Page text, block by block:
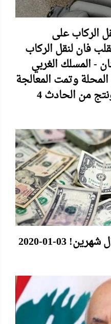
الركاب على
فان لنقل الركاب
- المسلك الغربي
وتمت المعالجة
من قبل القطعة المعنية. ونتج من الحادث 4
الدولار إلى 3000 ليرة خلال شهرين! 03-01-2020